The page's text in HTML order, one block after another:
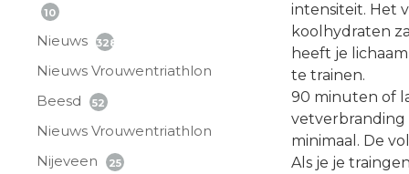
10
Nieuws 328
Nieuws Vrouwentriathlon
Beesd
52
Nieuws Vrouwentriathlon
Nijeveen
25
intensiteit. Het
koolhydraten
heeft je
te trainen.
90 minuten of
vetverbranding
minimaal. De
Als je je